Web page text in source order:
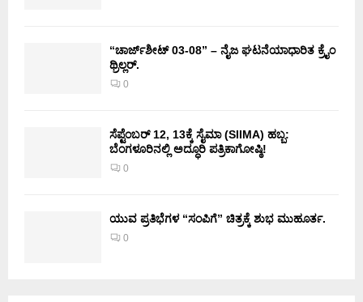
“ಚಾರ್ಜ್‌ಶೀಟ್ 03-08” – ನೈಜ ಘಟನೆಯಾಧಾರಿತ ಕ್ರೈಂ
ಥ್ರಿಲ್ಲರ್.
0
ಸೆಪ್ಟೆಂಬರ್ 12, 13ಕ್ಕೆ ಸೈಮಾ (SIIMA) ಹಬ್ಬ:
ಬೆಂಗಳೂರಿನಲ್ಲಿ ಅದ್ಧೂರಿ ಪತ್ರಿಕಾಗೋಷ್ಠಿ!
0
ಯುವ ಪ್ರತಿಭೆಗಳ “ಸಂಪಿಗೆ” ಚಿತ್ರಕ್ಕೆ ಶುಭ ಮುಹೂರ್ತ.
0